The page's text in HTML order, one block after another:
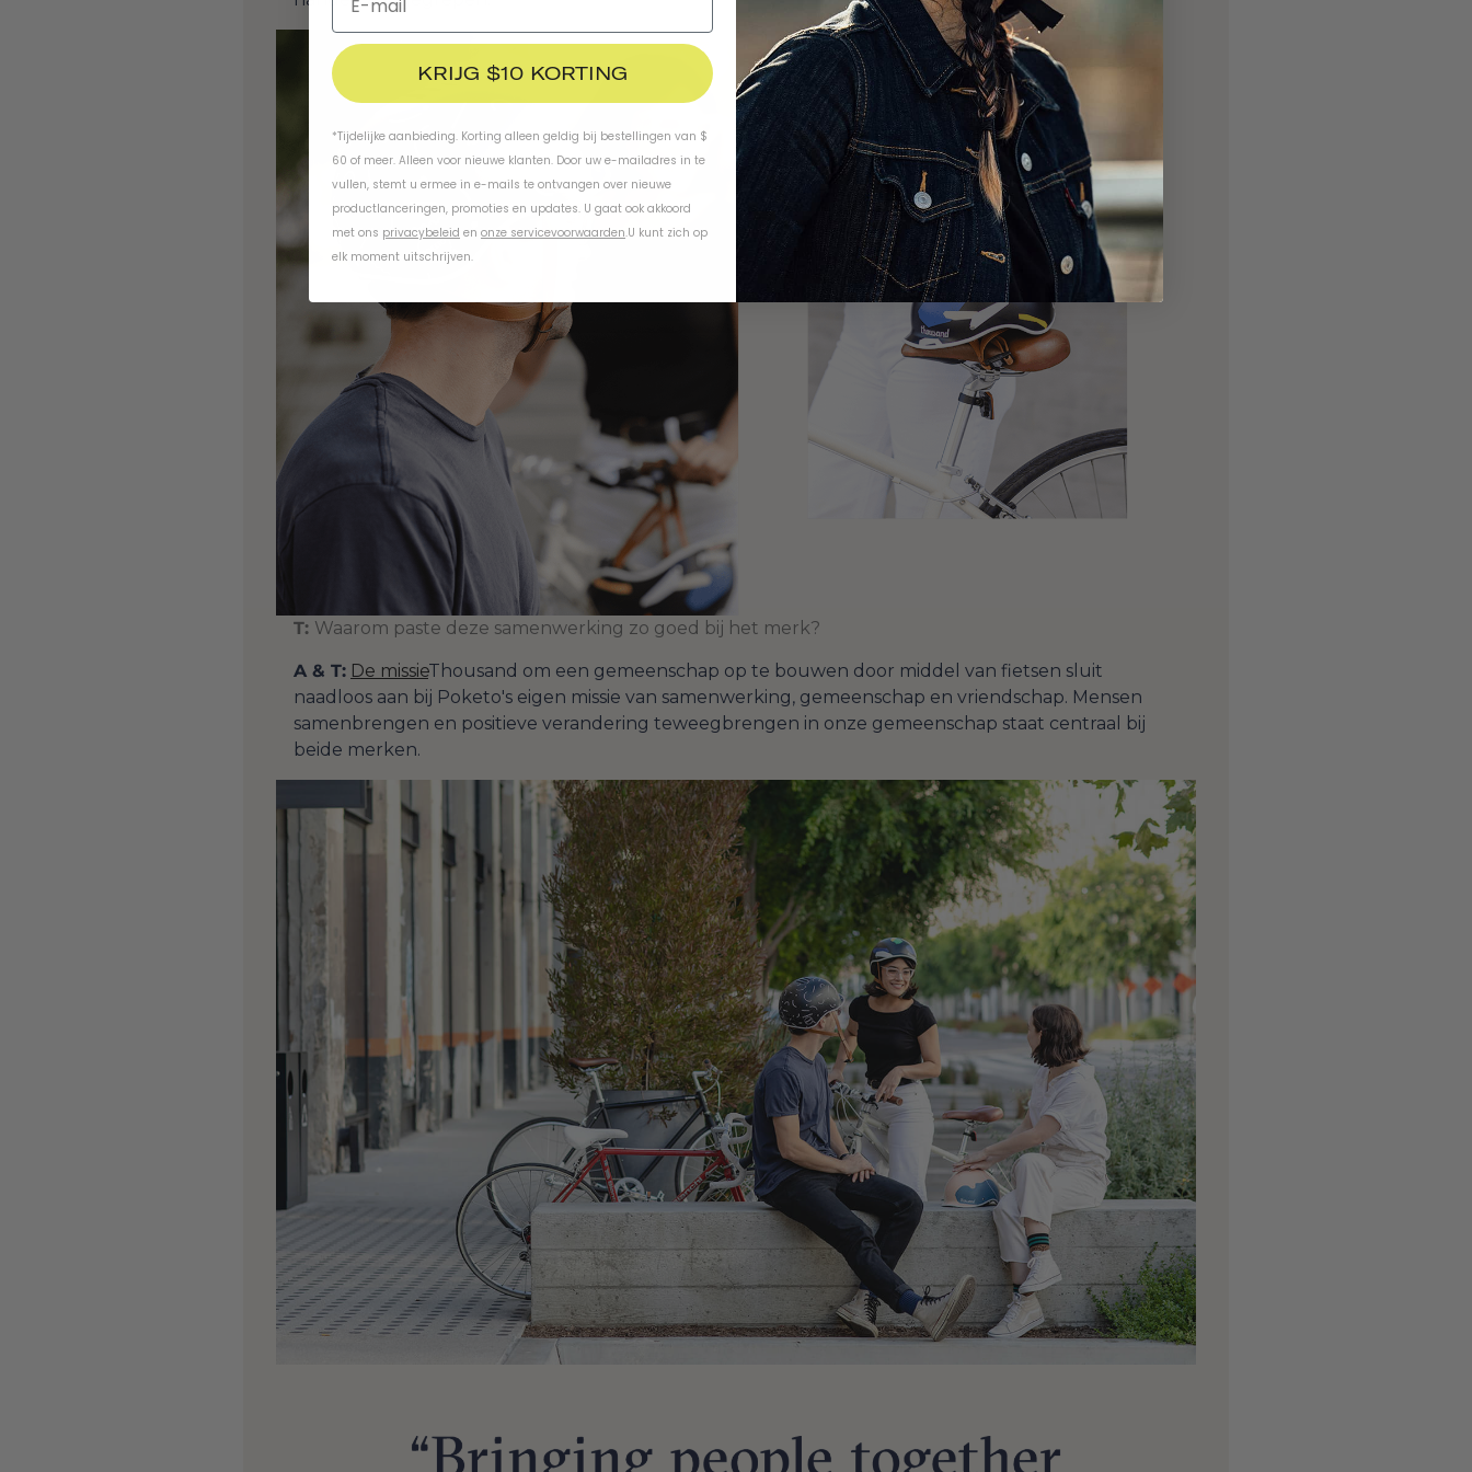
T: Waarom paste deze samenwerking zo goed bij het merk?
A & T: De missieThousand om een gemeenschap op te bouwen door middel van fietsen sluit
naadloos aan bij Poketo's eigen missie van samenwerking, gemeenschap en vriendschap. Mensen
samenbrengen en positieve verandering teweegbrengen in onze gemeenschap staat centraal bij
beide merken.
KRIJG $10 KORTING
*Tijdelijke aanbieding. Korting alleen geldig bij bestellingen van $
60 of meer. Alleen voor nieuwe klanten. Door uw e-mailadres in te
vullen, stemt u ermee in e-mails te ontvangen over nieuwe
productlanceringen, promoties en updates. U gaat ook akkoord
met ons privacybeleid en onze servicevoorwaarden.U kunt zich op
elk moment uitschrijven.